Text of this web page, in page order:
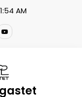
AM